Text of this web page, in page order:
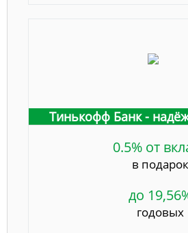
Тинькофф Банк -
0.5% от
в подарок
до
годовых